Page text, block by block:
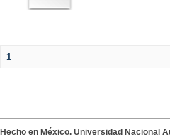
1
Hecho en México. Universidad Nacional